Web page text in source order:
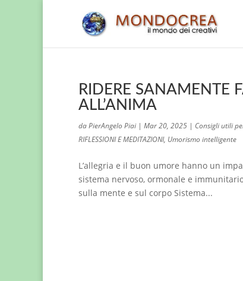
RIDERE SANAMENTE
ALL’ANIMA
daPierAngelo Piai | Mar 20, 2025 | Consigli utili
RIFLESSIONI E MEDITAZIONI, Umorismo intelligente
L’allegria e il buon umore hanno un
sistema nervoso, ormonale e
sulla mente e sul corpo Sistema...